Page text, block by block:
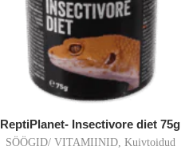
ReptiPlanet- Insectivore diet 75g
SÖÖGID/ VITAMIINID, Kuivtoidud